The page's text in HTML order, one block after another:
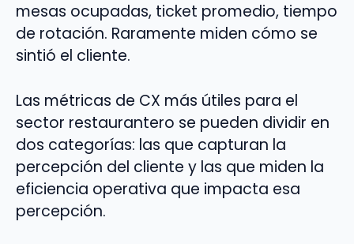
mesas ocupadas, ticket promedio, tiempo
de rotación. Raramente miden cómo se
sintió el cliente.
Las métricas de CX más útiles para el
sector restaurantero se pueden dividir en
dos categorías: las que capturan la
percepción del cliente y las que miden la
eficiencia operativa que impacta esa
percepción.